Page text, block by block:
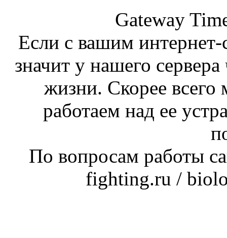
Gateway
Если с вашим интернет-
значит у нашего
жизни. Скорее
работаем над ее
По вопросам работы
fighting.ru /